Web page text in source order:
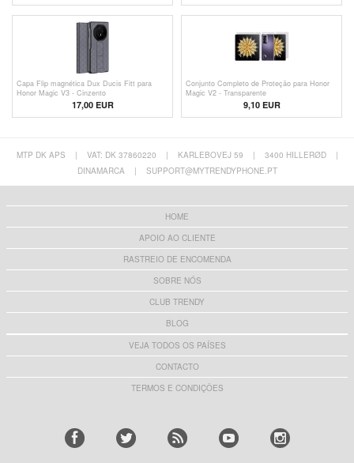
Capa Flip magnética Dux Ducis Fitt para
Honor Magic V3 - Cinzento
17,00 EUR
Conjunto Completo de Proteção para Honor
Magic V2 - Transparente
9,10EUR
MTP DK APS | VAT: DK 37860220 | KARLEBOVEJ 59 | 3400 HILLERØD
|
DINAMARCA
| SUPPORT@MYTRENDYPHONE.PT
HOME
APOIO AO CLIENTE
RASTREIO DE ENCOMENDA
SOBRE NÓS
CLUB TRENDY
BLOG
VEJA TODOS OS PAÍSES
CONTACTO
TERMOS E CONDIÇÕES